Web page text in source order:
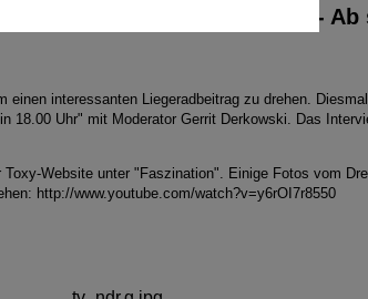
uns zum Thema Liegerad -
interessanten Liegeradbeitrag zu drehen.
18.00 Uhr" mit Moderator Gerrit Derkowski. Das
Website unter "Faszination". Einige Fotos vom
http://www.youtube.com/watch?v=y6rOI7r8550